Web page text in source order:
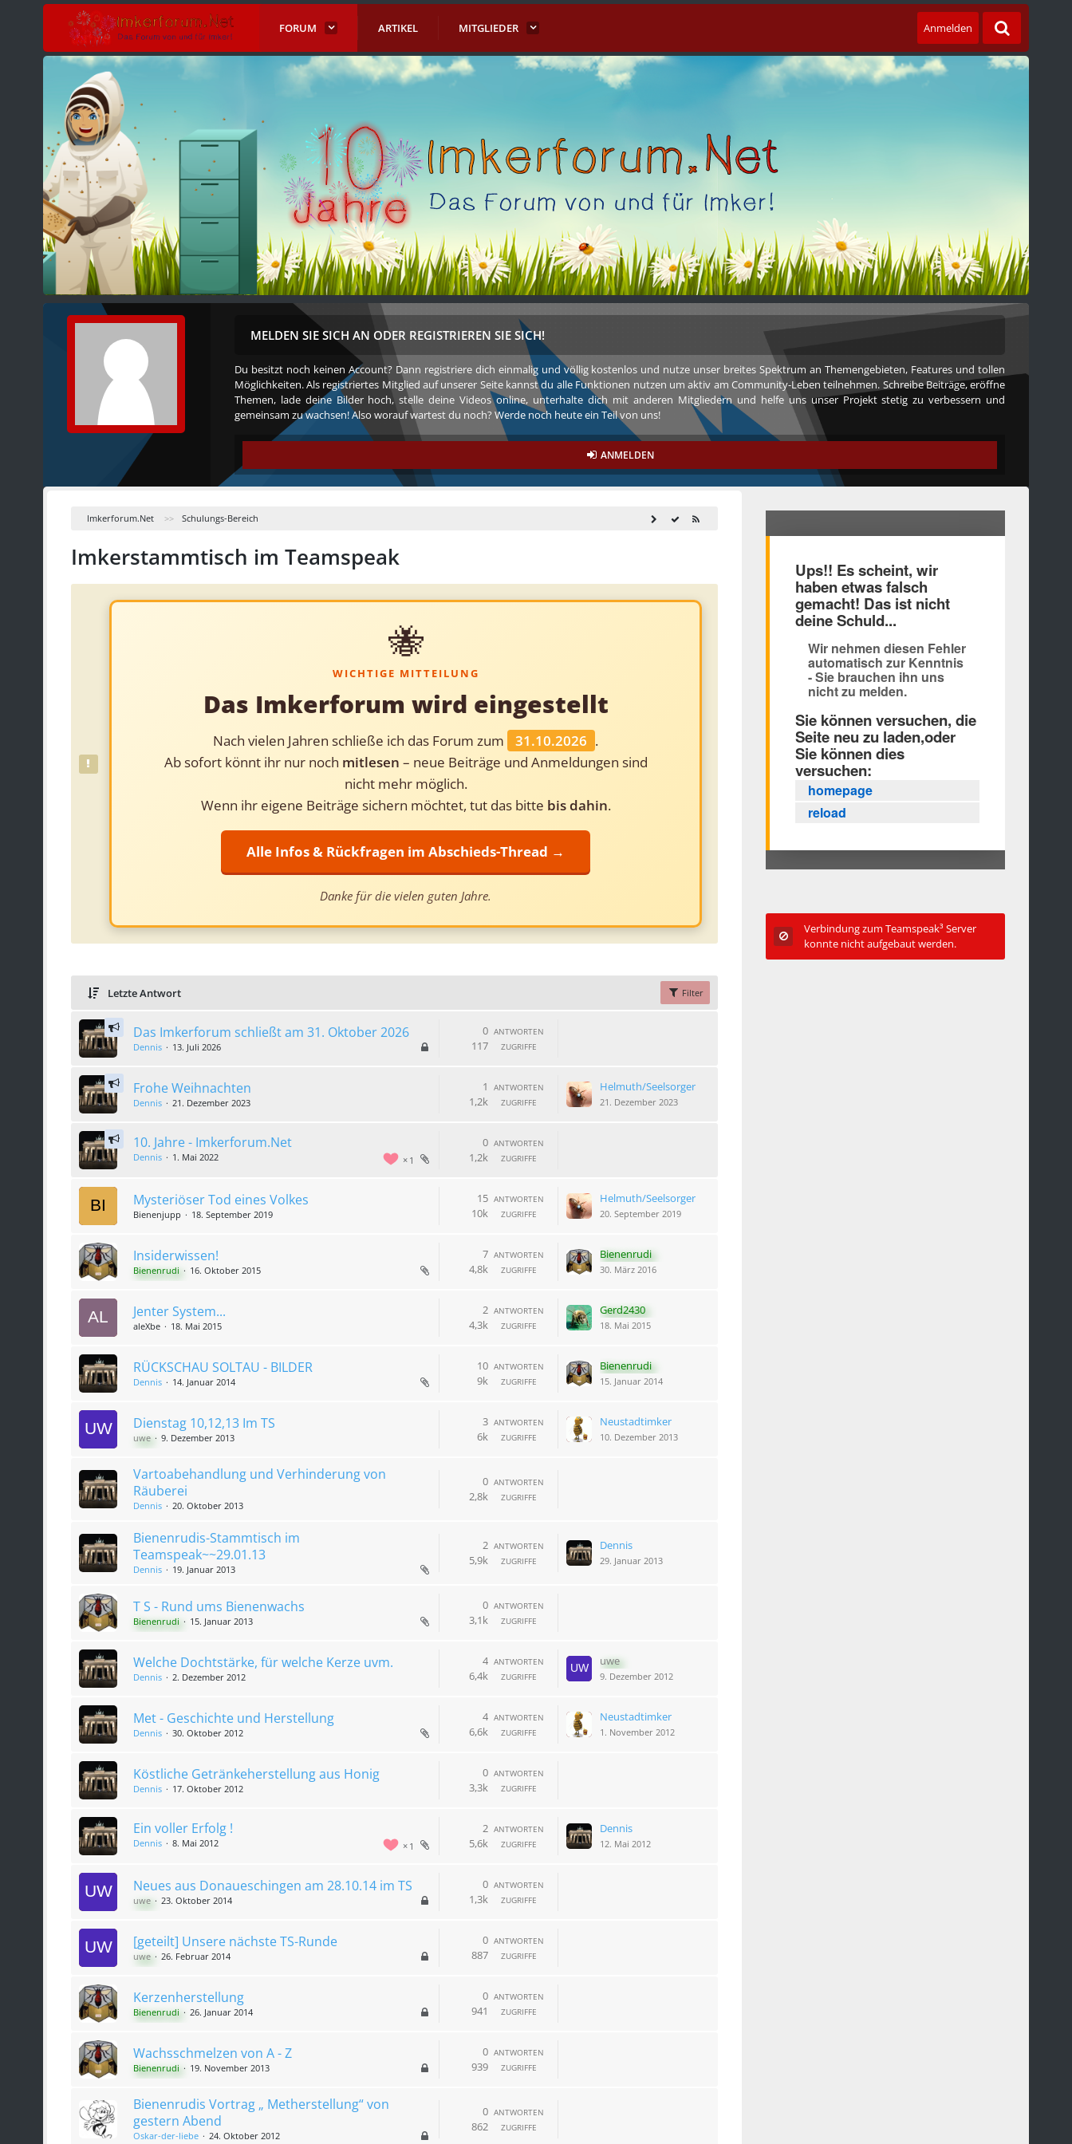
FORUM ARTIKEL MITGLIEDER Anmelden
MELDEN SIE SICH AN ODER REGISTRIEREN SIE SICH!
Du besitzt noch keinen Account? Dann registriere dich einmalig und völlig kostenlos und nutze unser breites Spektrum an Themengebieten, Features und tollen
Möglichkeiten. Als registriertes Mitglied auf unserer Seite kannst du alle Funktionen nutzen um aktiv am Community-Leben teilnehmen. Schreibe Beiträge, eröffne
Themen, lade deine Bilder hoch, stelle deine Videos online, unterhalte dich mit anderen Mitgliedern und helfe uns unser Projekt stetig zu verbessern und
gemeinsam zu wachsen! Also worauf wartest du noch? Werde noch heute ein Teil von uns!
ANMELDEN
Imkerforum.Net Schulungs-Bereich
Imkerstammtisch im Teamspeak
🐝
WICHTIGE MITTEILUNG
Das Imkerforum wird eingestellt
Nach vielen Jahren schließe ich das Forum zum 31.10.2026 .
Ab sofort könnt ihr nur noch mitlesen – neue Beiträge und Anmeldungen sind
nicht mehr möglich.
Wenn ihr eigene Beiträge sichern möchtet, tut das bitte bis dahin.
Alle Infos & Rückfragen im Abschieds-Thread →
Danke für die vielen guten Jahre.
Letzte Antwort Filter
Das Imkerforum schließt am 31. Oktober 2026
Dennis 13. Juli 2026
ANTWORTEN
0
ZUGRIFFE
117
Frohe Weihnachten
Dennis 21. Dezember 2023
ANTWORTEN
1
ZUGRIFFE
1,2k
Helmuth/Seelsorger
21. Dezember 2023
10. Jahre - Imkerforum.Net
1
Dennis 1. Mai 2022
ANTWORTEN
0
ZUGRIFFE
1,2k
Mysteriöser Tod eines Volkes
Bienenjupp 18. September 2019
ANTWORTEN
15
ZUGRIFFE
10k
Helmuth/Seelsorger
20. September 2019
Insiderwissen!
Bienenrudi 16. Oktober 2015
ANTWORTEN
7
ZUGRIFFE
4,8k
Bienenrudi
30. März 2016
Jenter System...
aleXbe 18. Mai 2015
ANTWORTEN
2
ZUGRIFFE
4,3k
Gerd2430
18. Mai 2015
RÜCKSCHAU SOLTAU - BILDER
Dennis 14. Januar 2014
ANTWORTEN
10
ZUGRIFFE
9k
Bienenrudi
15. Januar 2014
Dienstag 10,12,13 Im TS
uwe 9. Dezember 2013
ANTWORTEN
3
ZUGRIFFE
6k
Neustadtimker
10. Dezember 2013
Vartoabehandlung und Verhinderung von
Räuberei
Dennis 20. Oktober 2013
ANTWORTEN
0
ZUGRIFFE
2,8k
Bienenrudis-Stammtisch im
Teamspeak~~29.01.13
Dennis 19. Januar 2013
ANTWORTEN
2
ZUGRIFFE
5,9k
Dennis
29. Januar 2013
T S - Rund ums Bienenwachs
Bienenrudi 15. Januar 2013
ANTWORTEN
0
ZUGRIFFE
3,1k
Welche Dochtstärke, für welche Kerze uvm.
Dennis 2. Dezember 2012
ANTWORTEN
4
ZUGRIFFE
6,4k
uwe
9. Dezember 2012
Met - Geschichte und Herstellung
Dennis 30. Oktober 2012
ANTWORTEN
4
ZUGRIFFE
6,6k
Neustadtimker
1. November 2012
Köstliche Getränkeherstellung aus Honig
Dennis 17. Oktober 2012
ANTWORTEN
0
ZUGRIFFE
3,3k
Ein voller Erfolg !
1
Dennis 8. Mai 2012
ANTWORTEN
2
ZUGRIFFE
5,6k
Dennis
12. Mai 2012
Neues aus Donaueschingen am 28.10.14 im TS
uwe 23. Oktober 2014
ANTWORTEN
0
ZUGRIFFE
1,3k
[geteilt] Unsere nächste TS-Runde
uwe 26. Februar 2014
ANTWORTEN
0
ZUGRIFFE
887
Kerzenherstellung
Bienenrudi 26. Januar 2014
ANTWORTEN
0
ZUGRIFFE
941
Wachsschmelzen von A - Z
Bienenrudi 19. November 2013
ANTWORTEN
0
ZUGRIFFE
939
Bienenrudis Vortrag „ Metherstellung“ von
gestern Abend
Oskar-der-liebe 24. Oktober 2012
ANTWORTEN
0
ZUGRIFFE
862
Verbindung zum Teamspeak³ Server
konnte nicht aufgebaut werden.